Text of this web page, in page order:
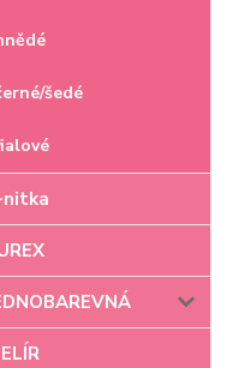
šedé
nitka